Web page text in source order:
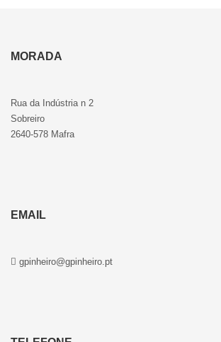
MORADA
Rua da Indústria n 2
Sobreiro
2640-578 Mafra
EMAIL
gpinheiro@gpinheiro.pt